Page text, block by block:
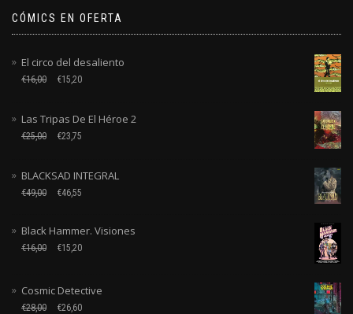
CÓMICS EN OFERTA
El circo del desaliento
€16,00 €15,20
Las Tripas De El Héroe 2
€25,00 €23,75
BLACKSAD INTEGRAL
€49,00 €46,55
Black Hammer. Visiones
€16,00 €15,20
Cosmic Detective
€28,00 €26,60